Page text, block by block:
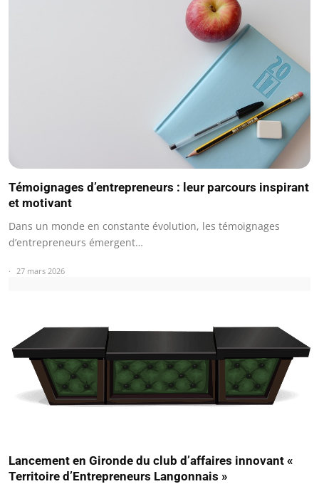
Témoignages d’entrepreneurs : leur parcours inspirant
et motivant
Dans un monde en constante évolution, les témoignages
d’entrepreneurs émergent…
27 mars 2026
Lancement en Gironde du club d’affaires innovant «
Territoire d’Entrepreneurs Langonnais »